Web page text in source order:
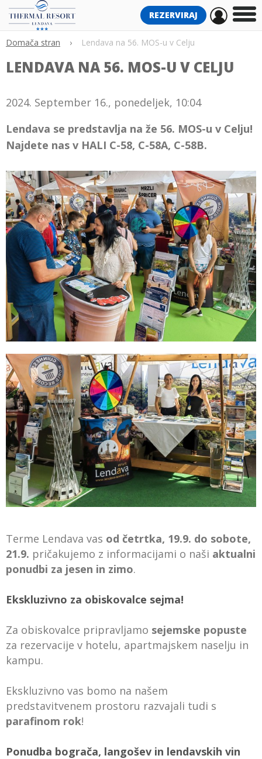
REZERVIRAJ
Domača stran › Lendava na 56. MOS-u v Celju
LENDAVA NA 56. MOS-U V CELJU
2024. September 16., ponedeljek, 10:04
Lendava se predstavlja na že 56. MOS-u v Celju!
Najdete nas v HALI C-58, C-58A, C-58B.
Terme Lendava vas od četrtka, 19.9. do sobote,
21.9. pričakujemo z informacijami o naši aktualni
ponudbi za jesen in zimo.
Ekskluzivno za obiskovalce sejma!
Za obiskovalce pripravljamo sejemske popuste
za rezervacije v hotelu, apartmajskem naselju in
kampu.
Ekskluzivno vas bomo na našem
predstavitvenem prostoru razvajali tudi s
parafinom rok!
Ponudba bograča, langošev in lendavskih vin